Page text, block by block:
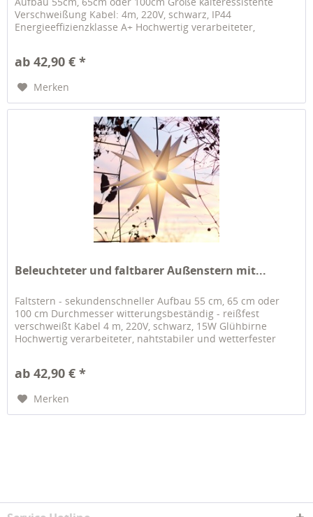
Verschweißung Kabel: 4m, 220V, schwarz, IP44
Energieeffizienzklasse A+ Hochwertig verarbeiteter,
ab 42,90 € *
Merken
Beleuchteter und faltbarer Außenstern mit...
Faltstern - sekundenschneller Aufbau 55 cm, 65 cm oder
100 cm Durchmesser witterungsbeständig - reißfest
verschweißt Kabel 4 m, 220V, schwarz, 15W Glühbirne
Hochwertig verarbeiteter, nahtstabiler und wetterfester
ab 42,90 € *
Merken